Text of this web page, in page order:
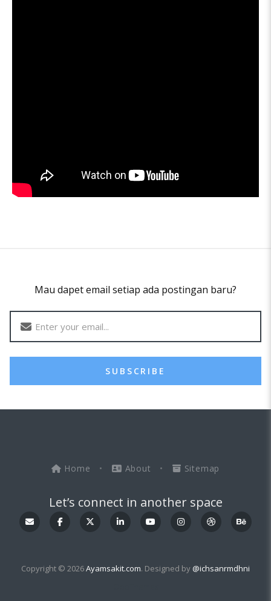
Mau dapet email setiap ada postingan baru?
SUBSCRIBE
Home • About • Sitemap
Let’s connect in another space
Copyright © 2026Ayamsakit.com. Designed by @ichsanrmdhni